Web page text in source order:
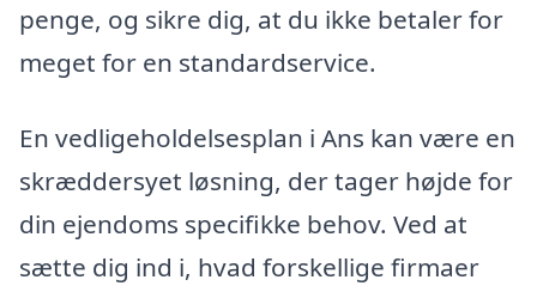
penge, og sikre dig, at du ikke betaler for
meget for en standardservice.
En vedligeholdelsesplan i Ans kan være en
skræddersyet løsning, der tager højde for
din ejendoms specifikke behov. Ved at
sætte dig ind i, hvad forskellige firmaer